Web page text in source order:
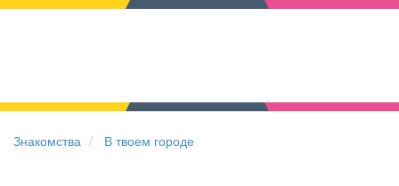
Знакомства В твоем городе